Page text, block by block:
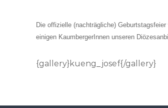
Die offizielle (nachträgliche)
einigen KaumbergerInnen unseren
{gallery}kueng_josef{/gallery}